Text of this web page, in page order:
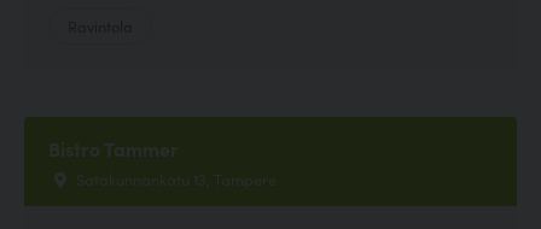
Bistro Tammer
Satakunnankatu 13, Tampere